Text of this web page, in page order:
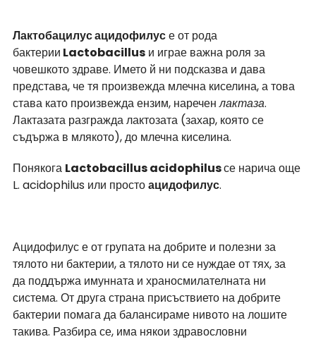
Лактобацилус ацидофилус е от рода
бактерии Lactobacillus и играе важна роля за
човешкото здраве. Името й ни подсказва и дава
представа, че тя произвежда млечна киселина, а това
става като произвежда ензим, наречен лактаза.
Лактазата разгражда лактозата (захар, която се
съдържа в млякото), до млечна киселина.
Понякога Lactobacillus acidophilus се нарича още
L. acidophilus или просто ацидофилус.
Ацидофилус е от групата на добрите и полезни за
тялото ни бактерии, а тялото ни се нуждае от тях, за
да поддържа имунната и храносмилателната ни
система. От друга страна присъствието на добрите
бактерии помага да балансираме нивото на лошите
такива. Разбира се, има някои здравословни